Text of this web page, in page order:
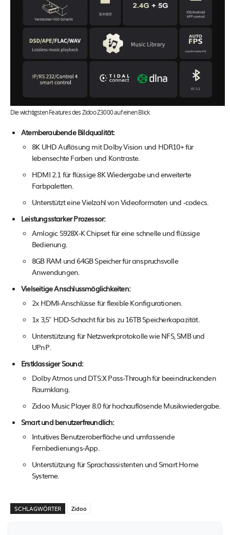
Die wichtigsten Features des Zidoo Z3000 auf einen Blick
Atemberaubende Bildqualität:
8K UHD Auflösung mit Dolby Vision und HDR10+ für
lebensechte Farben und Kontraste.
HDMI 2.1 für flüssige 8K Wiedergabe und erweiterte
Farbpaletten.
Unterstützt eine Vielzahl von Videoformaten und -codecs.
Leistungsstarker Prozessor:
Amlogic S928X-K Chipset für eine schnelle und flüssige
Bedienung.
8GB RAM und 64GB Speicher für anspruchsvolle
Anwendungen.
Vielseitige Anschlussmöglichkeiten:
2x HDMI-Anschlüsse für flexible Konfigurationen.
1x 3,5″ HDD-Schacht für bis zu 16TB Speicherkapazität.
Unterstützung für Netzwerkprotokolle wie NFS, SMB und
UPnP.
Erstklassiger Sound:
Dolby Atmos und DTS:X Pass-Through für beeindruckenden
Raumklang.
Zidoo Music Player 8.0 für hochauflösende Musikwiedergabe.
Smart und benutzerfreundlich:
Intuitives Benutzeroberfläche und umfassende
Fernbedienungs-App.
Unterstützung für Sprachassistenten und Smart Home
Systeme.
SCHLAGWÖRTER Zidoo